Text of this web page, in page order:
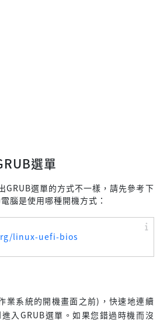
選單
GRUB選單的方式不一樣，請先參考下
腦是使用哪種開機方式：
linux-uefi-bios
業系統的開機畫面之前)，快速地連續
入GRUB選單。如果您錯過時機而沒